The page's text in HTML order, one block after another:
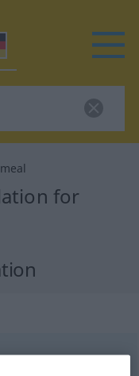
meal
for